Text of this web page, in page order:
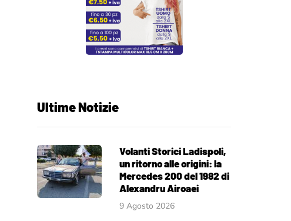
Ultime Notizie
Volanti Storici Ladispoli,
un ritorno alle origini: la
Mercedes 200 del 1982 di
Alexandru Airoaei
9 Agosto 2026